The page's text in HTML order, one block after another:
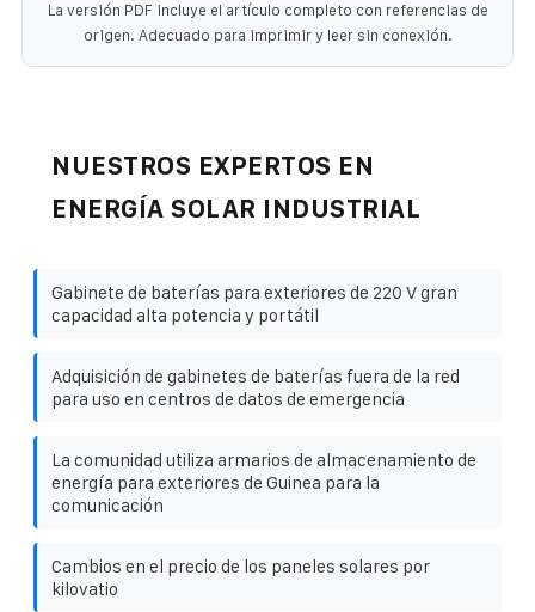
La versión PDF incluye el artículo completo con referencias de
origen. Adecuado para imprimir y leer sin conexión.
NUESTROS EXPERTOS EN
ENERGÍA SOLAR INDUSTRIAL
Gabinete de baterías para exteriores de 220 V gran
capacidad alta potencia y portátil
Adquisición de gabinetes de baterías fuera de la red
para uso en centros de datos de emergencia
La comunidad utiliza armarios de almacenamiento de
energía para exteriores de Guinea para la
comunicación
Cambios en el precio de los paneles solares por
kilovatio